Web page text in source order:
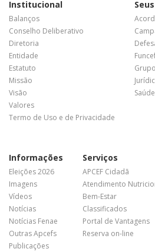
Institucional
Balanços
Conselho Deliberativo
Diretoria
Entidade
Estatuto
Missão
Visão
Valores
Termo de Uso e de Privacidade
Informações
Eleições 2026
Imagens
Vídeos
Notícias
Notícias Fenae
Outras Apcefs
Publicações
Serviços
APCEF Cidadã
Atendimento
Bem-Estar
Classificados
Portal de Vantagens
Reserva on-line